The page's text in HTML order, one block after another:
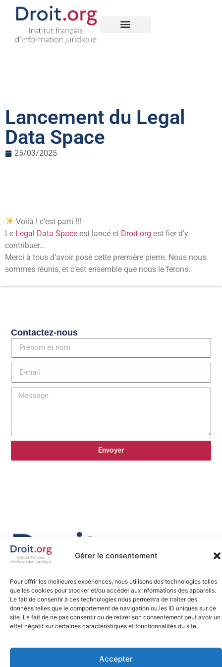
Gérer le consentement
Pour offrir les meilleures expériences, nous utilisons des technologies telles
que les cookies pour stocker et/ou accéder aux informations des appareils.
Le fait de consentir à ces technologies nous permettra de traiter des
données telles que le comportement de navigation ou les ID uniques sur ce
site. Le fait de ne pas consentir ou de retirer son consentement peut avoir un
effet négatif sur certaines caractéristiques et fonctionnalités du site.
Accepter
Lancement du Legal
Data Space
25/03/2025
Voilà ! c’est parti !!!
Le Legal Data Space est lancé et Droit.org est fier d’y
contribuer…
Merci à tous d’avoir posé cette première pierre. Nous nous
sommes réunis, et c’est ensemble que nous le ferons.
Promouvoir, défendre et favoriser la diffusion libre du droit sur
internet, tel est notre engagement depuis 2007.
Contactez-nous
Envoyer